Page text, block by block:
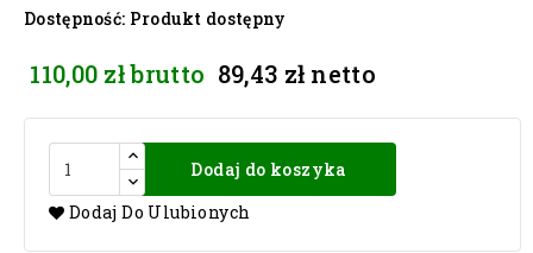
Dostępność: Produkt dostępny
110,00 zł brutto 89,43 zł netto
Dodaj do koszyka
Dodaj Do Ulubionych